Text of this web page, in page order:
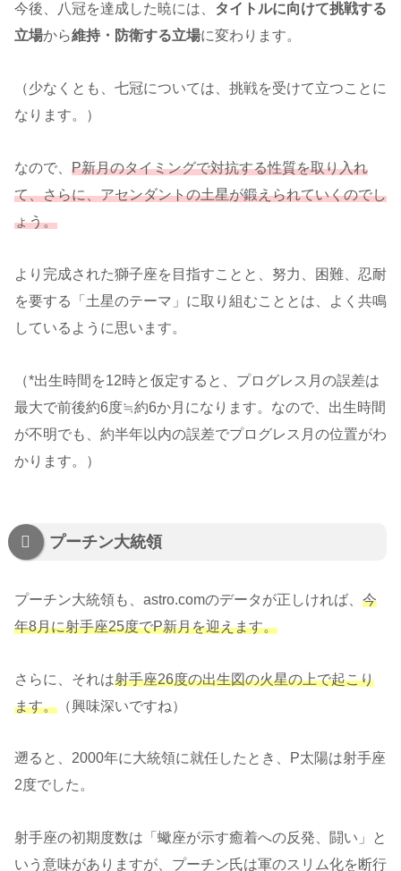
今後、八冠を達成した暁には、
タイトルに向けて挑戦する
立場から維持・防衛する立場に変わります。
（少なくとも、七冠については、挑戦を受けて立つことに
なります。）
なので、 P新月のタイミングで対抗する性質を取り入れ
て、さらに、アセンダントの土星が鍛えられていくのでし
ょう。
より完成された獅子座を目指すことと、努力、困難、忍耐
を要する「土星のテーマ」に取り組むこととは、よく共鳴
しているように思います。
（*出生時間を12時と仮定すると、プログレス月の誤差は
最大で前後約6度≒約6か月になります。なので、出生時間
が不明でも、約半年以内の誤差でプログレス月の位置がわ
かります。）
プーチン大統領
プーチン大統領も、astro.comのデータが正しければ、 今
年8月に射手座25度でP新月を迎えます。
さらに、それは射手座26度の出生図の火星の上で起こり
ます。 （興味深いですね）
遡ると、2000年に大統領に就任したとき、P太陽は射手座
2度でした。
射手座の初期度数は「蠍座が示す癒着への反発、闘い」と
いう意味がありますが、プーチン氏は軍のスリム化を断行